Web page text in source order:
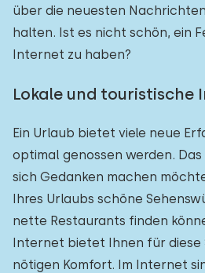
über die neuesten
halten. Ist es nicht schön, ein
Internet zu haben?
Lokale und touristische
Ein Urlaub bietet viele neue
optimal genossen werden.
sich Gedanken machen
Ihres Urlaubs schöne
nette Restaurants finden
Internet bietet Ihnen für diese
nötigen Komfort. Im Internet